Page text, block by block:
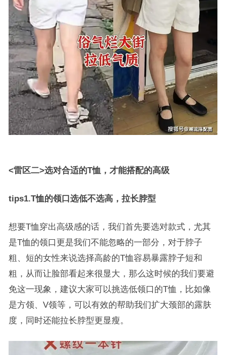
<雷区二>选对合适的T恤，才能搭配的高级
tips1.T恤的领口选低不选高，拉长脖型
想要T恤穿出高级感的话，我们首先要选对款式，尤其
是T恤的领口更是我们不能忽略的一部分，对于脖子
粗、短的女性来说选择高龄的T恤容易暴露脖子短和
粗，从而让脸部看起来很显大，那么这时候的我们要避
免这一现象，建议大家可以挑选低领口的T恤，比如像
是方领、V领等，可以有效的帮助我们扩大颈部的露肤
度，同时还能拉长脖型更显瘦。